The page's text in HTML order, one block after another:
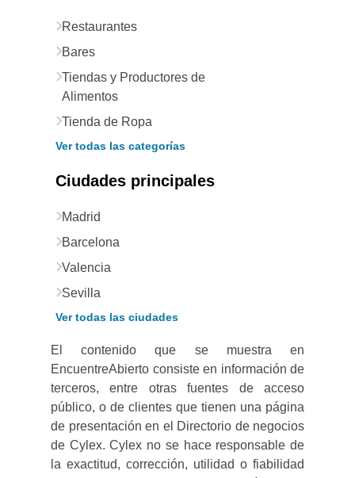
Restaurantes
Bares
Tiendas y Productores de
Alimentos
Tienda de Ropa
Ver todas las categorías
Ciudades principales
Madrid
Barcelona
Valencia
Sevilla
Ver todas las ciudades
El contenido que se muestra en
EncuentreAbierto consiste en información de
terceros, entre otras fuentes de acceso
público, o de clientes que tienen una página
de presentación en el Directorio de negocios
de Cylex. Cylex no se hace responsable de
la exactitud, corrección, utilidad o fiabilidad